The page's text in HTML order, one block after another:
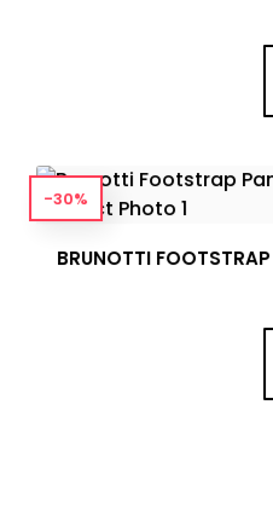
BRUNOTTI
-30%